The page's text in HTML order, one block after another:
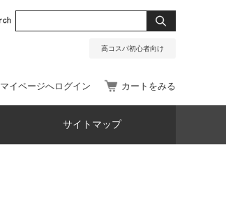
高コスパ初心者向け
マイページへログイン カートをみる
サイトマップ